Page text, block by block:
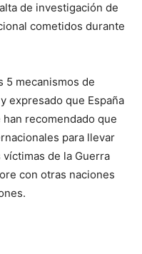
de investigación de
cometidos durante
5 mecanismos de
expresado que España
recomendado que
para llevar
de la Guerra
con otras naciones